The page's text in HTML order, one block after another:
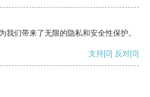
我们带来了无限的隐私和安全性保护。
支持[0] 反对[0]